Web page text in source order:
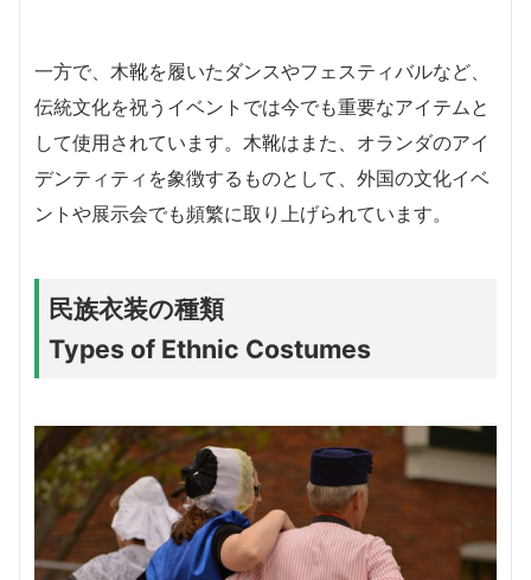
一方で、木靴を履いたダンスやフェスティバルなど、
伝統文化を祝うイベントでは今でも重要なアイテムと
して使用されています。木靴はまた、オランダのアイ
デンティティを象徴するものとして、外国の文化イベ
ントや展示会でも頻繁に取り上げられています。
民族衣装の種類
Types of Ethnic Costumes